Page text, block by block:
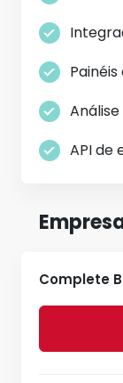
API de
Complete